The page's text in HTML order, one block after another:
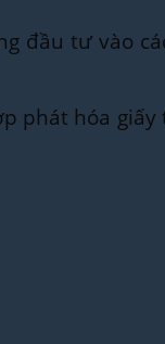
đầu tư vào
phát hóa giấy